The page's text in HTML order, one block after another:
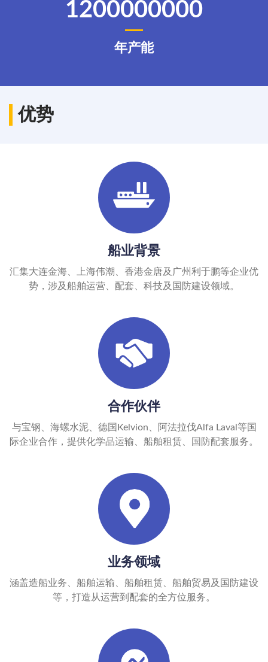
1200000000
年产能
优势
船业背景
汇集大连金海、上海伟潮、香港金唐及广州利于鹏等企业优
势，涉及船舶运营、配套、科技及国防建设领域。
合作伙伴
与宝钢、海螺水泥、德国Kelvion、阿法拉伐Alfa Laval等国
际企业合作，提供化学品运输、船舶租赁、国防配套服务。
业务领域
涵盖造船业务、船舶运输、船舶租赁、船舶贸易及国防建设
等，打造从运营到配套的全方位服务。